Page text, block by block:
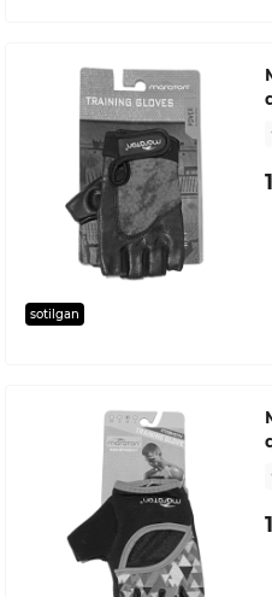
sotilgan